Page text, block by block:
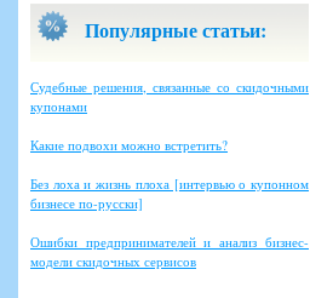
Популярные статьи:
Судебные решения, связанные со скидочными
купонами
Какие подвохи можно встретить?
Без лоха и жизнь плоха [интервью о купонном
бизнесе по-русски]
Ошибки предпринимателей и анализ бизнес-
модели скидочных сервисов